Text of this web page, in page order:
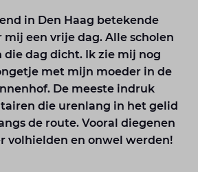
in Den Haag betekende
mij een vrije dag. Alle scholen
die dag dicht. Ik zie mij nog
met mijn moeder in de
De meeste indruk
die urenlang in het gelid
de route. Vooral diegenen
volhielden en onwel werden!